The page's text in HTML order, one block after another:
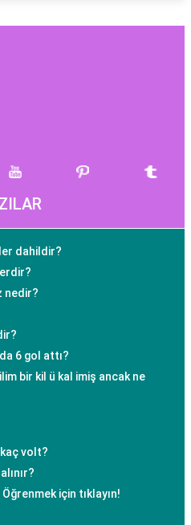
dahildir?
nedir?
6 gol attı?
bir kil ü kal imiş ancak ne
volt?
için tıklayın!